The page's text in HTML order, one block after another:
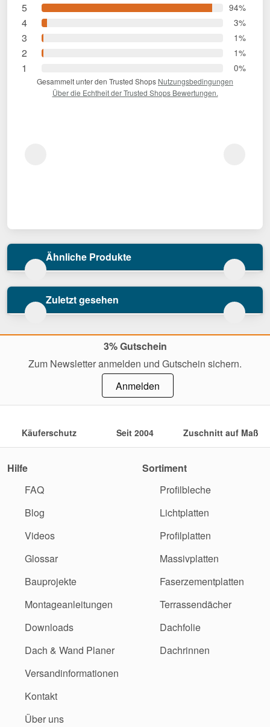
5 94%
4 3%
3 1%
2 1%
1 0%
Gesammelt unter den Trusted Shops Nutzungsbedingungen
Über die Echtheit der Trusted Shops Bewertungen.
Ähnliche Produkte
Zuletzt gesehen
3% Gutschein
Zum Newsletter anmelden und Gutschein sichern.
Anmelden
Käuferschutz Seit 2004 Zuschnitt auf Maß
Hilfe
FAQ
Blog
Videos
Glossar
Bauprojekte
Montageanleitungen
Downloads
Dach & Wand Planer
Versandinformationen
Kontakt
Über uns
Sortiment
Profilbleche
Lichtplatten
Profilplatten
Massivplatten
Faserzementplatten
Terrassendächer
Dachfolie
Dachrinnen